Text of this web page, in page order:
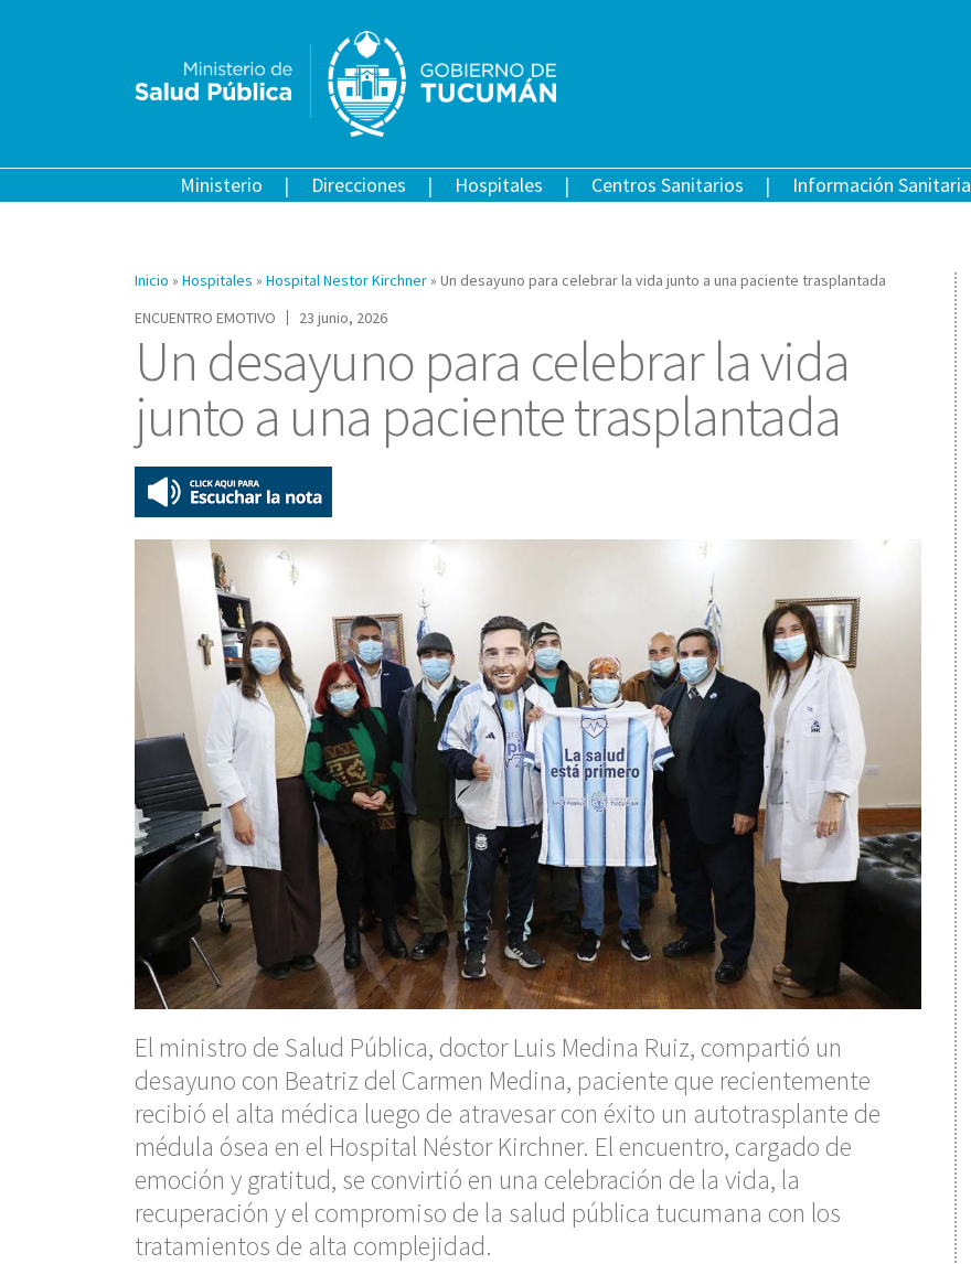
Ministerio Direcciones Hospitales Centros Sanitarios Información Sanitaria
Inicio » Hospitales » Hospital Nestor Kirchner» Un desayuno para celebrar la vida junto a una paciente trasplantada
ENCUENTRO EMOTIVO
23 junio, 2026
Un desayuno para celebrar la vida
junto a una paciente trasplantada
El ministro de Salud Pública, doctor Luis Medina Ruiz, compartió un
desayuno con Beatriz del Carmen Medina, paciente que recientemente
recibió el alta médica luego de atravesar con éxito un autotrasplante de
médula ósea en el Hospital Néstor Kirchner. El encuentro, cargado de
emoción y gratitud, se convirtió en una celebración de la vida, la
recuperación y el compromiso de la salud pública tucumana con los
tratamientos de alta complejidad.